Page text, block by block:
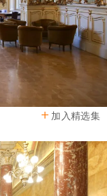
加入精选集